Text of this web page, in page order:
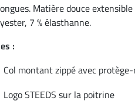
Matière douce
7 % élasthanne.
:
Col montant zippé avec
Logo STEEDS sur la poitrine